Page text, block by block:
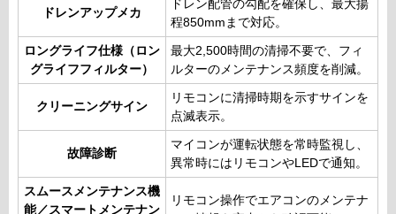
ドレンアップメカ
ドレン配管の勾配を確保し、最大揚
程850mmまで対応。
ロングライフ仕様（ロン
グライフフィルター）
最大2,500時間の清掃不要で、フィ
ルターのメンテナンス頻度を削減。
クリーニングサイン
リモコンに清掃時期を示すサインを
点滅表示。
故障診断
マイコンが運転状態を常時監視し、
異常時にはリモコンやLEDで通知。
スムースメンテナンス機
能／スマートメンテナン
リモコン操作でエアコンのメンテナ